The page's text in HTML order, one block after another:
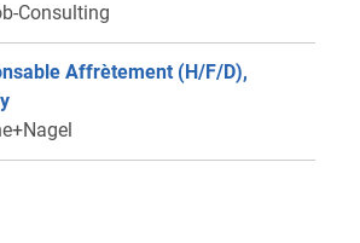
Consulting
Affrètement (H/F/D),